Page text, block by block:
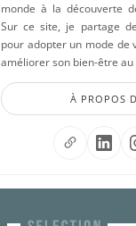
monde à la découverte
Sur ce site, je partage
pour adopter un mode de
améliorer son bien-être
À PROPOS